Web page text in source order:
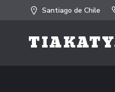
Santiago de Chile